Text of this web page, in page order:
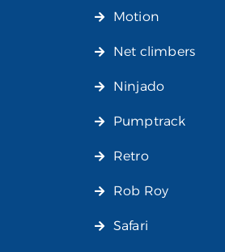
Motion
Net climbers
Ninjado
Pumptrack
Retro
Rob Roy
Safari